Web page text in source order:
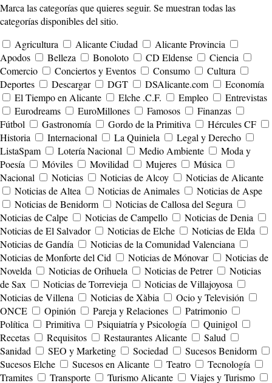
Marca las categorías que quieres seguir. Se muestran todas las
categorías disponibles del sitio.
Agricultura
Alicante Ciudad
Alicante Provincia
Apodos
Belleza Bonoloto CD Eldense
Ciencia
Comercio
Conciertos y Eventos Consumo
Cultura
Deportes
Descargar DGT DSAlicante.com
Economía
El Tiempo en Alicante
Elche .C.F. Empleo
Entrevistas
Eurodreams
EuroMillones Famosos
Finanzas
Fútbol
Gastronomía Gordo de la Primitiva
Hércules CF
Historia
Internacional La Quiniela
Legal y Derecho
ListaSpam
Lotería Nacional Medio Ambiente
Moda y
Poesía
Móviles Movilidad Mujeres
Música
Nacional
Noticias Noticias de Alcoy
Noticias de Alicante
Noticias de Altea
Noticias de Animales
Noticias de Aspe
Noticias de Benidorm
Noticias de Callosa del Segura
Noticias de Calpe
Noticias de Campello
Noticias de Denia
Noticias de El Salvador
Noticias de Elche
Noticias de Elda
Noticias de Gandía
Noticias de la Comunidad Valenciana
Noticias de Monforte del Cid
Noticias de Mónovar
Noticias de
Novelda
Noticias de Orihuela Noticias de Petrer
Noticias
de Sax
Noticias de Torrevieja
Noticias de Villajoyosa
Noticias de Villena
Noticias de Xàbia
Ocio y Televisión
ONCE
Opinión Pareja y Relaciones
Patrimonio
Política
Primitiva Psiquiatría y Psicología
Quinigol
Recetas
Requisitos Restaurantes Alicante
Salud
Sanidad
SEO y Marketing Sociedad
Sucesos Benidorm
Sucesos Elche
Sucesos en Alicante Teatro
Tecnología
Tramites
Transporte Turismo Alicante Viajes y Turismo